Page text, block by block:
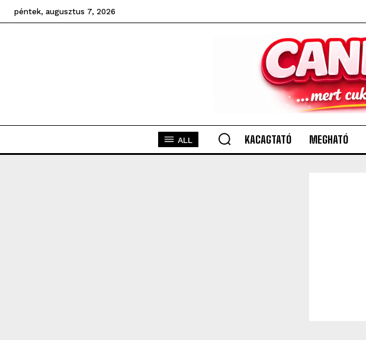
péntek, augusztus 7, 2026
ALL KACAGTATÓ MEGHATÓ